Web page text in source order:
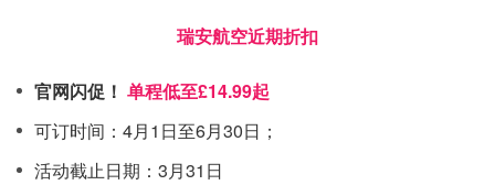
瑞安航空近期折扣
官网闪促！ 单程低至£14.99起
可订时间：4月1日至6月30日；
活动截止日期：3月31日